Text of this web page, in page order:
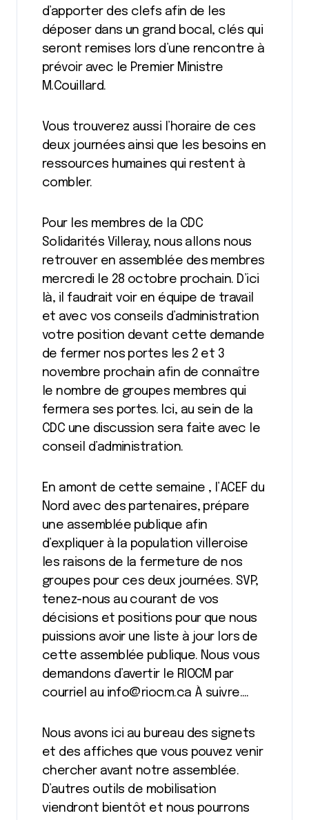
d’apporter des clefs afin de les
déposer dans un grand bocal, clés qui
seront remises lors d’une rencontre à
prévoir avec le Premier Ministre
M.Couillard.
Vous trouverez aussi l’horaire de ces
deux journées ainsi que les besoins en
ressources humaines qui restent à
combler.
Pour les membres de la CDC
Solidarités Villeray, nous allons nous
retrouver en assemblée des membres
mercredi le 28 octobre prochain. D’ici
là, il faudrait voir en équipe de travail
et avec vos conseils d’administration
votre position devant cette demande
de fermer nos portes les 2 et 3
novembre prochain afin de connaître
le nombre de groupes membres qui
fermera ses portes. Ici, au sein de la
CDC une discussion sera faite avec le
conseil d’administration.
En amont de cette semaine , l’ACEF du
Nord avec des partenaires, prépare
une assemblée publique afin
d’expliquer à la population villeroise
les raisons de la fermeture de nos
groupes pour ces deux journées. SVP,
tenez-nous au courant de vos
décisions et positions pour que nous
puissions avoir une liste à jour lors de
cette assemblée publique. Nous vous
demandons d’avertir le RIOCM par
courriel au info@riocm.ca À suivre….
Nous avons ici au bureau des signets
et des affiches que vous pouvez venir
chercher avant notre assemblée.
D’autres outils de mobilisation
viendront bientôt et nous pourrons